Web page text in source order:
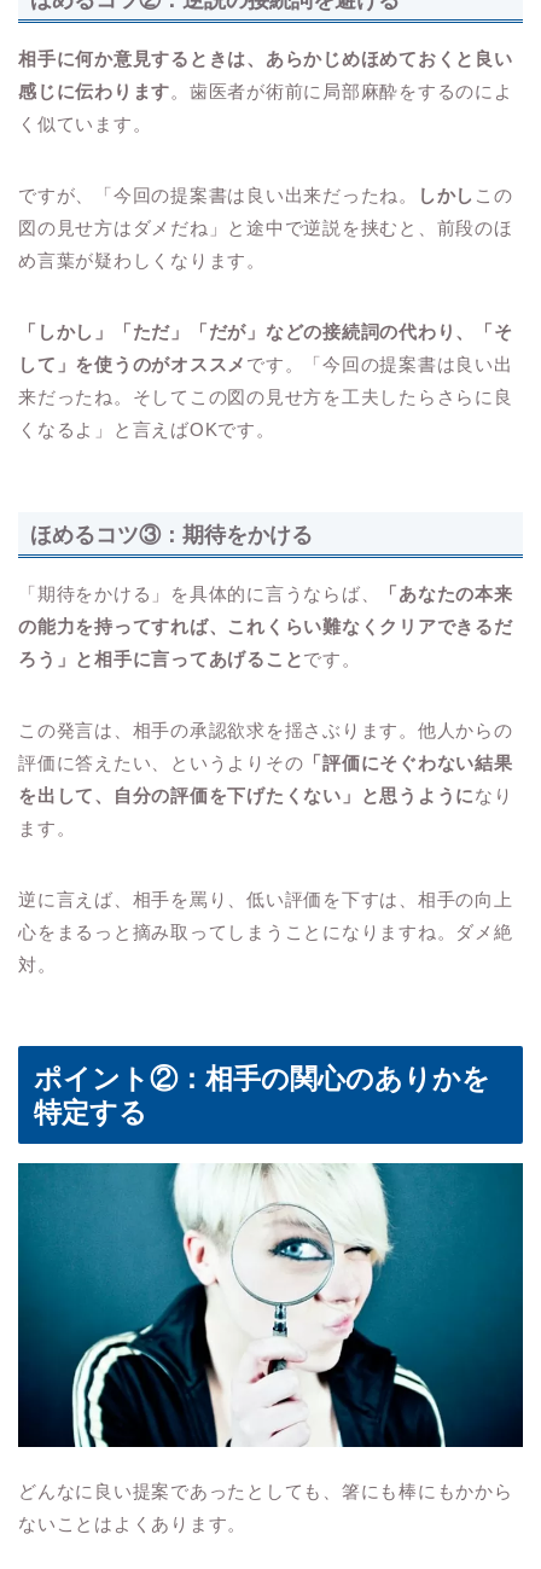
相手に何か意見するときは、あらかじめほめておくと良い
感じに伝わります。歯医者が術前に局部麻酔をするのによ
く似ています。
ですが、「今回の提案書は良い出来だったね。 しかし この
図の見せ方はダメだね」と途中で逆説を挟むと、前段のほ
め言葉が疑わしくなります。
「しかし」「ただ」「だが」などの接続詞の代わり、「そ
して」を使うのがオススメ です。「今回の提案書は良い出
来だったね。そしてこの図の見せ方を工夫したらさらに良
くなるよ」と言えばOKです。
ほめるコツ③：期待をかける
「期待をかける」を具体的に言うならば、
「あなたの本来
の能力を持ってすれば、これくらい難なくクリアできるだ
ろう」と相手に言ってあげることです。
この発言は、相手の承認欲求を揺さぶります。他人からの
評価に答えたい、というよりその 「評価にそぐわない結果
を出して、自分の評価を下げたくない」と思うようになり
ます。
逆に言えば、相手を罵り、低い評価を下すは、相手の向上
心をまるっと摘み取ってしまうことになりますね。ダメ絶
対。
ポイント②：相手の関心のありかを
特定する
どんなに良い提案であったとしても、箸にも棒にもかから
ないことはよくあります。